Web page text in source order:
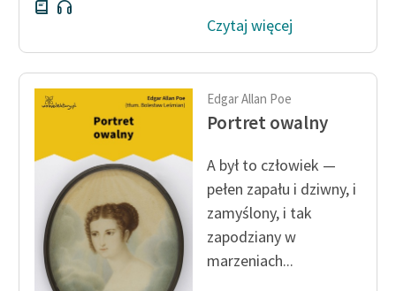
Czytaj więcej
Edgar Allan Poe
Portret owalny
A był to człowiek —
pełen zapału i dziwny, i
zamyślony, i tak
zapodziany w
marzeniach...